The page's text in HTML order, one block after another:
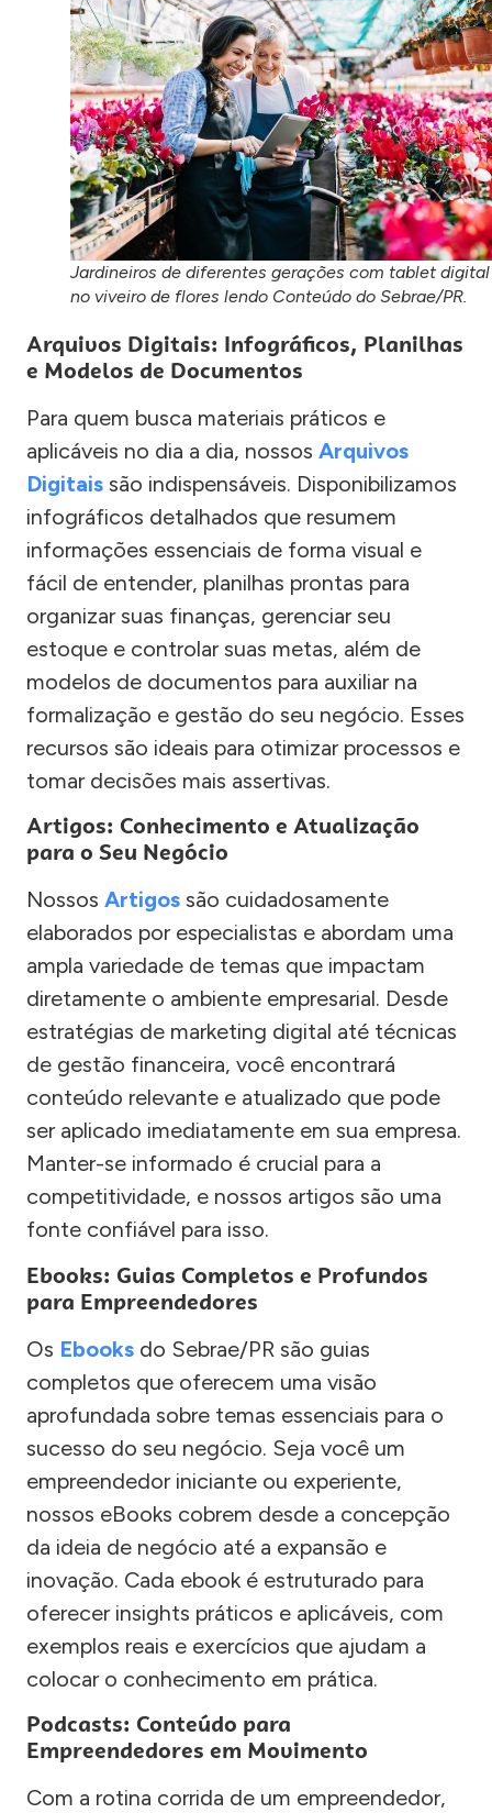
Jardineiros de diferentes gerações com tablet digital
no viveiro de flores lendo Conteúdo do Sebrae/PR.
Arquivos Digitais: Infográficos, Planilhas
e Modelos de Documentos
Para quem busca materiais práticos e
aplicáveis no dia a dia, nossos Arquivos
Digitais são indispensáveis. Disponibilizamos
infográficos detalhados que resumem
informações essenciais de forma visual e
fácil de entender, planilhas prontas para
organizar suas finanças, gerenciar seu
estoque e controlar suas metas, além de
modelos de documentos para auxiliar na
formalização e gestão do seu negócio. Esses
recursos são ideais para otimizar processos e
tomar decisões mais assertivas.
Artigos: Conhecimento e Atualização
para o Seu Negócio
Nossos Artigos são cuidadosamente
elaborados por especialistas e abordam uma
ampla variedade de temas que impactam
diretamente o ambiente empresarial. Desde
estratégias de marketing digital até técnicas
de gestão financeira, você encontrará
conteúdo relevante e atualizado que pode
ser aplicado imediatamente em sua empresa.
Manter-se informado é crucial para a
competitividade, e nossos artigos são uma
fonte confiável para isso.
Ebooks: Guias Completos e Profundos
para Empreendedores
Os Ebooks do Sebrae/PR são guias
completos que oferecem uma visão
aprofundada sobre temas essenciais para o
sucesso do seu negócio. Seja você um
empreendedor iniciante ou experiente,
nossos eBooks cobrem desde a concepção
da ideia de negócio até a expansão e
inovação. Cada ebook é estruturado para
oferecer insights práticos e aplicáveis, com
exemplos reais e exercícios que ajudam a
colocar o conhecimento em prática.
Podcasts: Conteúdo para
Empreendedores em Movimento
Com a rotina corrida de um empreendedor,